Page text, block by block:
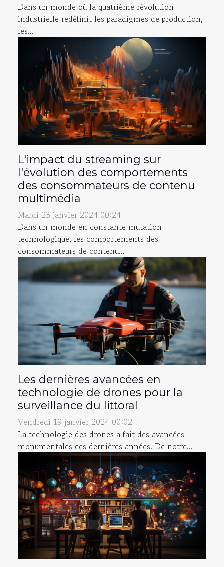
Dans un monde où la quatrième révolution
industrielle redéfinit les paradigmes de production,
les...
L'impact du streaming sur
l'évolution des comportements
des consommateurs de contenu
multimédia
Mardi 23 janvier 2024 00:24
Dans un monde en constante mutation
technologique, les comportements des
consommateurs de contenu...
Les dernières avancées en
technologie de drones pour la
surveillance du littoral
Vendredi 19 janvier 2024 00:02
La technologie des drones a fait des avancées
monumentales ces dernières années. De notre...